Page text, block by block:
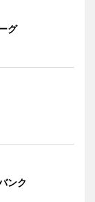
グ
ンク